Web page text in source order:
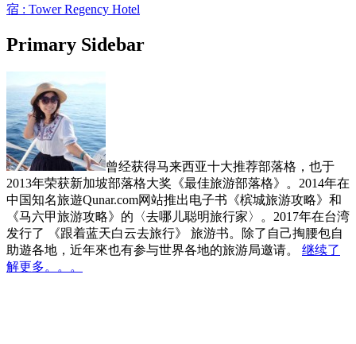
宿 : Tower Regency Hotel
Primary Sidebar
曾经获得马来西亚十大推荐部落格，也于
2013年荣获新加坡部落格大奖《最佳旅游部落格》。2014年在
中国知名旅遊Qunar.com网站推出电子书《槟城旅游攻略》和
《马六甲旅游攻略》的〈去哪儿聪明旅行家〉。2017年在台湾
发行了 《跟着蓝天白云去旅行》 旅游书。除了自己掏腰包自
助遊各地，近年來也有参与世界各地的旅游局邀请。 继续了
解更多。。。